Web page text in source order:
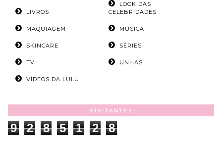
LIVROS
LOOK DAS
CELEBRIDADES
MAQUIAGEM MÚSICA
SKINCARE SÉRIES
TV UNHAS
VÍDEOS DA LULU
VISITANTES
9 2 8 5 1 2 8